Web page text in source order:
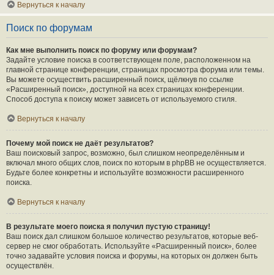
Вернуться к началу
Поиск по форумам
Как мне выполнить поиск по форуму или форумам?
Задайте условие поиска в соответствующем поле, расположенном на
главной странице конференции, страницах просмотра форума или темы.
Вы можете осуществить расширенный поиск, щёлкнув по ссылке
«Расширенный поиск», доступной на всех страницах конференции.
Способ доступа к поиску может зависеть от используемого стиля.
Вернуться к началу
Почему мой поиск не даёт результатов?
Ваш поисковый запрос, возможно, был слишком неопределённым и
включал много общих слов, поиск по которым в phpBB не осуществляется.
Будьте более конкретны и используйте возможности расширенного
поиска.
Вернуться к началу
В результате моего поиска я получил пустую страницу!
Ваш поиск дал слишком большое количество результатов, которые веб-
сервер не смог обработать. Используйте «Расширенный поиск», более
точно задавайте условия поиска и форумы, на которых он должен быть
осуществлён.